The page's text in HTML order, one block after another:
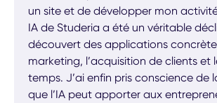
un site et de développer mon
IA de Studeria a été un véritable
découvert des applications
marketing, l’acquisition de clients et
temps. J’ai enfin pris conscience de
que l’IA peut apporter aux